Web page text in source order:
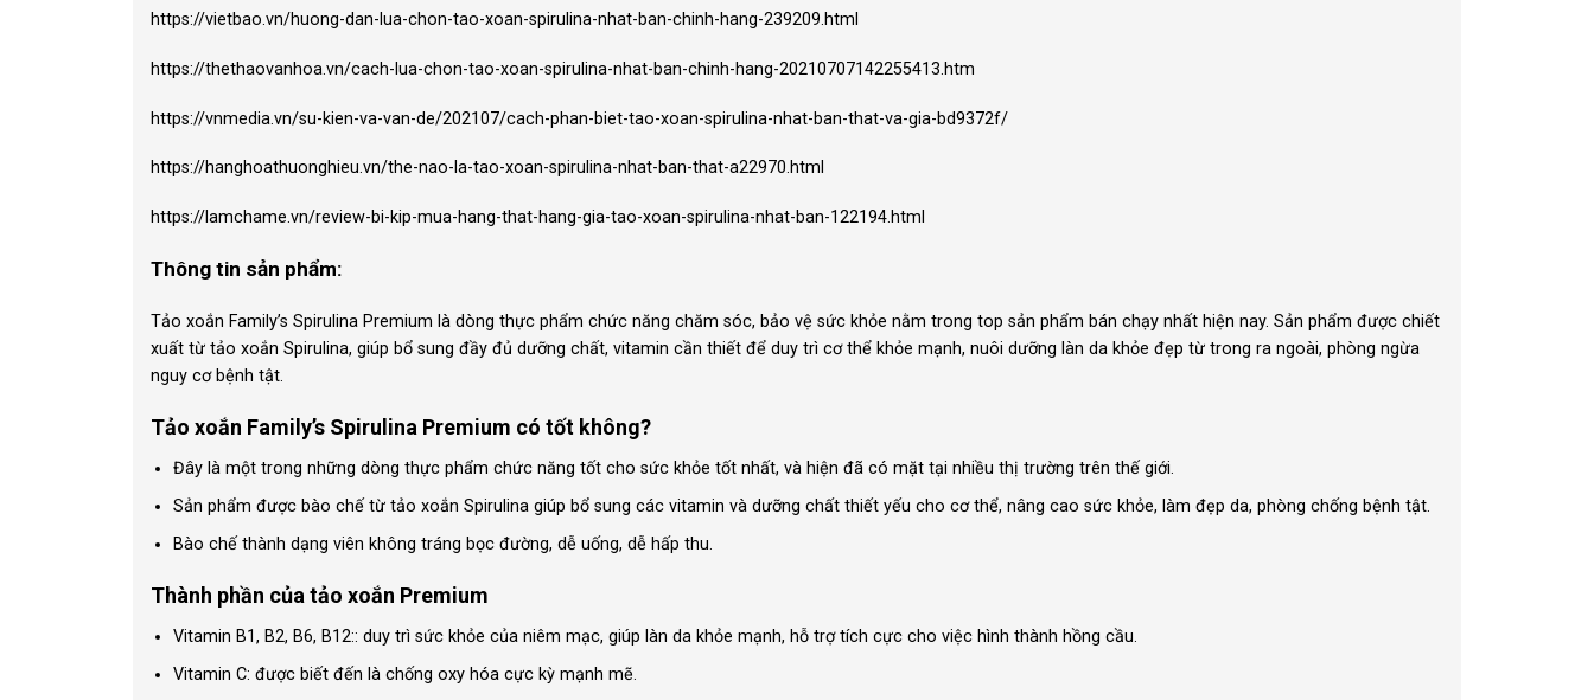
https://vietbao.vn/huong-dan-lua-chon-tao-xoan-spirulina-nhat-ban-chinh-hang-239209.html
https://thethaovanhoa.vn/cach-lua-chon-tao-xoan-spirulina-nhat-ban-chinh-hang-20210707142255413.htm
https://vnmedia.vn/su-kien-va-van-de/202107/cach-phan-biet-tao-xoan-spirulina-nhat-ban-that-va-gia-bd9372f/
https://hanghoathuonghieu.vn/the-nao-la-tao-xoan-spirulina-nhat-ban-that-a22970.html
https://lamchame.vn/review-bi-kip-mua-hang-that-hang-gia-tao-xoan-spirulina-nhat-ban-122194.html
Thông tin sản phẩm:
Tảo xoắn Family’s Spirulina Premium là dòng thực phẩm chức năng chăm sóc, bảo vệ sức khỏe nằm trong top sản phẩm bán chạy nhất hiện nay. Sản phẩm được chiết
xuất từ tảo xoắn Spirulina, giúp bổ sung đầy đủ dưỡng chất, vitamin cần thiết để duy trì cơ thể khỏe mạnh, nuôi dưỡng làn da khỏe đẹp từ trong ra ngoài, phòng ngừa
nguy cơ bệnh tật.
Tảo xoắn Family’s Spirulina Premium có tốt không?
Đây là một trong những dòng thực phẩm chức năng tốt cho sức khỏe tốt nhất, và hiện đã có mặt tại nhiều thị trường trên thế giới.
Sản phẩm được bào chế từ tảo xoắn Spirulina giúp bổ sung các vitamin và dưỡng chất thiết yếu cho cơ thể, nâng cao sức khỏe, làm đẹp da, phòng chống bệnh tật.
Bào chế thành dạng viên không tráng bọc đường, dễ uống, dễ hấp thu.
Thành phần của tảo xoắn Premium
Vitamin B1, B2, B6, B12:: duy trì sức khỏe của niêm mạc, giúp làn da khỏe mạnh, hỗ trợ tích cực cho việc hình thành hồng cầu.
Vitamin C: được biết đến là chống oxy hóa cực kỳ mạnh mẽ.